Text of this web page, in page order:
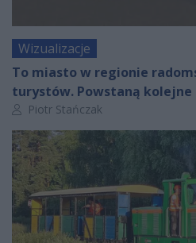
Wizualizacje
To miasto w regionie
turystów. Powstaną
Autor artykułu:
Piotr Stańczak